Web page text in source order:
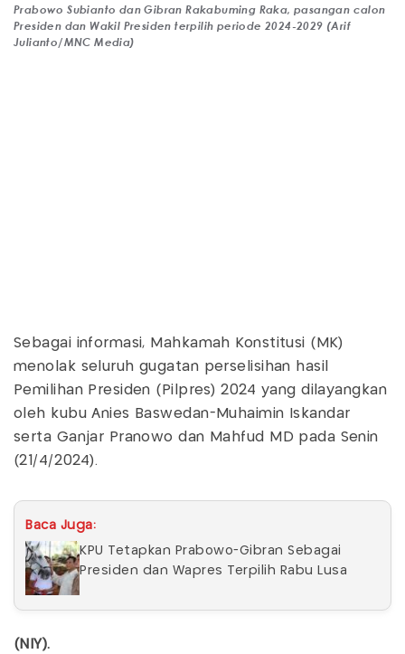
Prabowo Subianto dan Gibran Rakabuming Raka, pasangan calon
Presiden dan Wakil Presiden terpilih periode 2024-2029 (Arif
Julianto/MNC Media)
Sebagai informasi, Mahkamah Konstitusi (MK)
menolak seluruh gugatan perselisihan hasil
Pemilihan Presiden (Pilpres) 2024 yang dilayangkan
oleh kubu Anies Baswedan-Muhaimin Iskandar
serta Ganjar Pranowo dan Mahfud MD pada Senin
(21/4/2024).
Baca Juga:
KPU Tetapkan Prabowo-Gibran Sebagai
Presiden dan Wapres Terpilih Rabu Lusa
(NIY).